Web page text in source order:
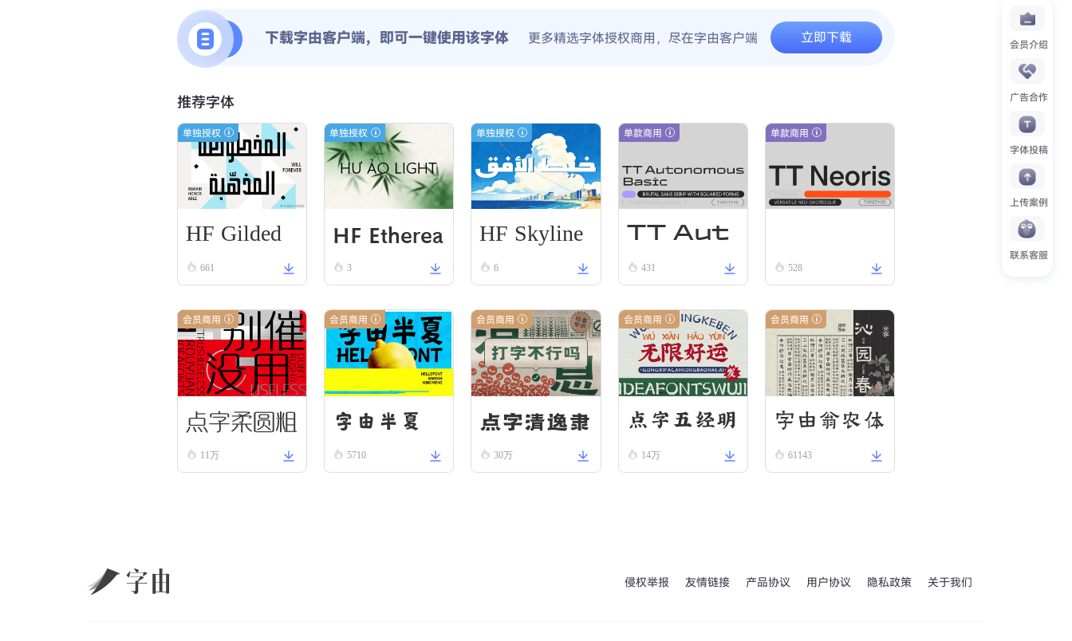
会员介绍
广告合作
字体投稿
上传案例
联系客服
下载字由客户端，即可一键使用该字体 更多精选字体授权商用，尽在字由客户端 立即下载
推荐字体
单独授权
HF Gilded
Scroll
661
单独授权
HF Etherea
l Li VN Bla
ck
3
单独授权
HF Skyline
Thread
6
单款商用
TT Aut
onomo
us Reg
ular
431
单款商用
528
会员商用
点字柔圆粗
11万
会员商用
字由半夏
5710
会员商用
点字清逸隶
30万
会员商用
点字五经明
刻本
14万
会员商用
字由翁农体
61143
侵权举报 友情链接 产品协议 用户协议 隐私政策 关于我们